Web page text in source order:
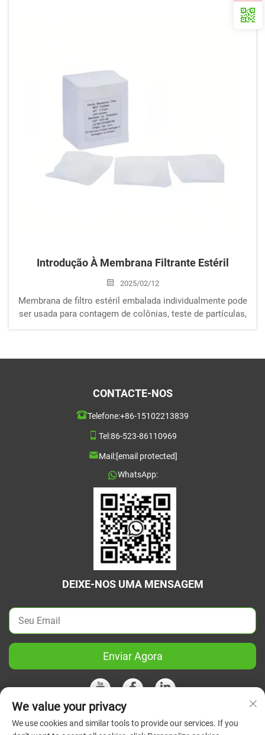
sistema de bomba de infusão e válvula de amostra. Elas
Introdução À Membrana Filtrante Estéril
2025/02/12
Membrana de filtro estéril embalada individualmente pode
ser usada para contagem de colônias, teste de partículas,
CONTACTE-NOS
Telefone:+86-15102213839
Tel:86-523-86110969
Mail:[email protected]
WhatsApp:
DEIXE-NOS UMA MENSAGEM
Enviar Agora
Direitos autorais © 2026 China Jiangsu Green Union Science
We value your privacy
We use cookies and similar tools to provide our services. If you